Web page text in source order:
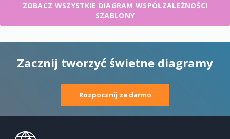
ZOBACZ WSZYSTKIE DIAGRAM WSPÓŁZALEŻNOŚCI
SZABLONY
Zacznij tworzyć świetne diagramy
Rozpocznij za darmo